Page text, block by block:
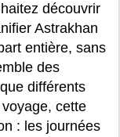
découvrir
Astrakhan
entière, sans
des
différents
cette
: les journées